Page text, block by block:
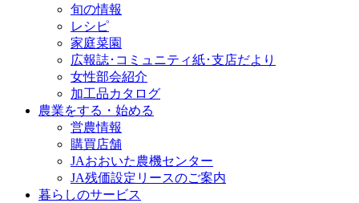
旬の情報
レシピ
家庭菜園
広報誌･コミュニティ紙･支店だより
女性部会紹介
加工品カタログ
農業をする・始める
営農情報
購買店舗
JAおおいた農機センター
JA残価設定リースのご案内
暮らしのサービス